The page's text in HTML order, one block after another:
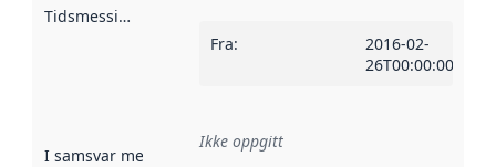
Tidsmessig avgrensning
Fra:
2016-02-
26T00:00:00Z
I samsvar med Referanse til en implementasjonsregel
Ikke oppgitt